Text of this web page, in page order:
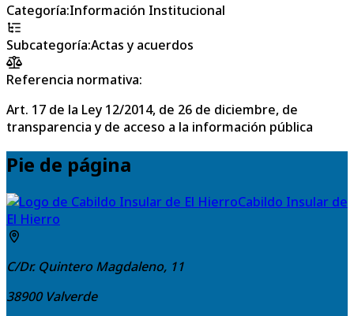
Categoría:Información Institucional
Subcategoría:Actas y acuerdos
Referencia normativa:
Art. 17 de la Ley 12/2014, de 26 de diciembre, de
transparencia y de acceso a la información pública
Pie de página
Cabildo Insular de
El Hierro
C/Dr. Quintero Magdaleno, 11
38900 Valverde